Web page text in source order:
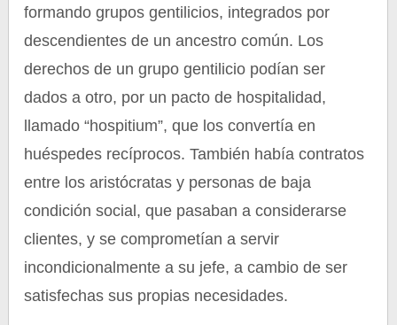
formando grupos gentilicios, integrados por
descendientes de un ancestro común. Los
derechos de un grupo gentilicio podían ser
dados a otro, por un pacto de hospitalidad,
llamado “hospitium”, que los convertía en
huéspedes recíprocos. También había contratos
entre los aristócratas y personas de baja
condición social, que pasaban a considerarse
clientes, y se comprometían a servir
incondicionalmente a su jefe, a cambio de ser
satisfechas sus propias necesidades.